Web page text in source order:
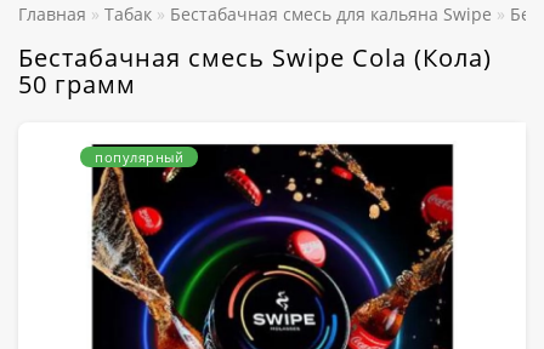
Главная Табак Бестабачная смесь для кальяна Swipe
Бестабачная смесь Swipe Cola (Кола)
50 грамм
популярный